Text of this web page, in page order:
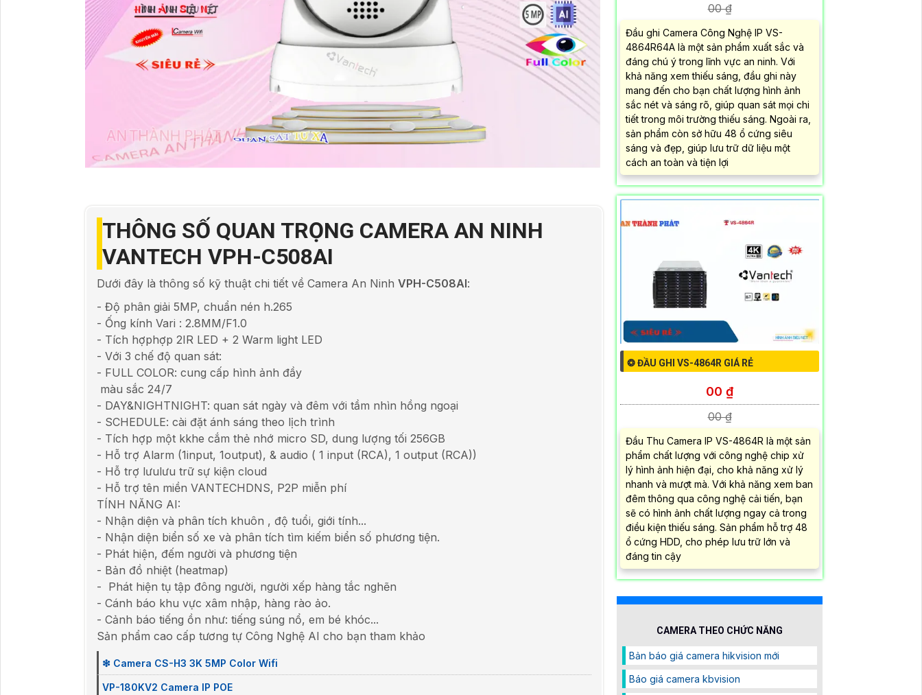
THÔNG SỐ QUAN TRỌNG CAMERA AN NINH
VANTECH VPH-C508AI
Dưới đây là thông số kỹ thuật chi tiết về Camera An Ninh VPH-C508AI:
- Độ phân giải 5MP, chuẩn nén h.265
- Ống kính Vari : 2.8MM/F1.0
- Tích hợphợp 2IR LED + 2 Warm light LED
- Với 3 chế độ quan sát:
- FULL COLOR: cung cấp hình ảnh đầy
màu sắc 24/7
- DAY&NIGHTNIGHT: quan sát ngày và đêm với tầm nhìn hồng ngoại
- SCHEDULE: cài đặt ánh sáng theo lịch trình
- Tích hợp một kkhe cắm thẻ nhớ micro SD, dung lượng tối 256GB
- Hỗ trợ Alarm (1input, 1output), & audio ( 1 input (RCA), 1 output (RCA))
- Hỗ trợ lưulưu trữ sự kiện cloud
- Hỗ trợ tên miền VANTECHDNS, P2P miễn phí
TÍNH NĂNG AI:
- Nhận diện và phân tích khuôn , độ tuổi, giới tính...
- Nhận diện biển số xe và phân tích tìm kiếm biển số phương tiện.
- Phát hiện, đếm người và phương tiện
- Bản đồ nhiệt (heatmap)
- Phát hiện tụ tập đông người, người xếp hàng tắc nghẽn
- Cánh báo khu vực xâm nhập, hàng rào ảo.
- Cảnh báo tiếng ồn như: tiếng súng nổ, em bé khóc...
Sản phẩm cao cấp tương tự Công Nghệ AI cho bạn tham khảo
❇ Camera CS-H3 3K 5MP Color Wifi
VP-180KV2 Camera IP POE
00 ₫
Đầu ghi Camera Công Nghệ IP VS-
4864R64A là một sản phẩm xuất sắc và
đáng chú ý trong lĩnh vực an ninh. Với
khả năng xem thiếu sáng, đầu ghi này
mang đến cho bạn chất lượng hình ảnh
sắc nét và sáng rõ, giúp quan sát mọi chi
tiết trong môi trường thiếu sáng. Ngoài ra,
sản phẩm còn sở hữu 48 ổ cứng siêu
sáng và đẹp, giúp lưu trữ dữ liệu một
cách an toàn và tiện lợi
❂ ĐẦU GHI VS-4864R GIÁ RẺ
00 ₫
00 ₫
Đầu Thu Camera IP VS-4864R là một sản
phẩm chất lượng với công nghệ chip xử
lý hình ảnh hiện đại, cho khả năng xử lý
nhanh và mượt mà. Với khả năng xem ban
đêm thông qua công nghệ cải tiến, bạn
sẽ có hình ảnh chất lượng ngay cả trong
điều kiện thiếu sáng. Sản phẩm hỗ trợ 48
ổ cứng HDD, cho phép lưu trữ lớn và
đáng tin cậy
CAMERA THEO CHỨC NĂNG
Bản báo giá camera hikvision mới
Báo giá camera kbvision